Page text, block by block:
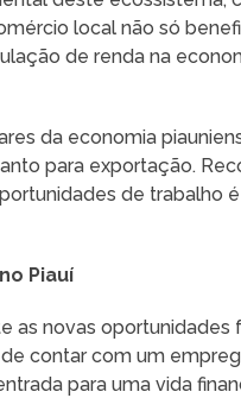
local não só
de renda na
da economia
para exportação.
de trabalho
Piauí
as novas oportunidades
contar com um
para uma vida